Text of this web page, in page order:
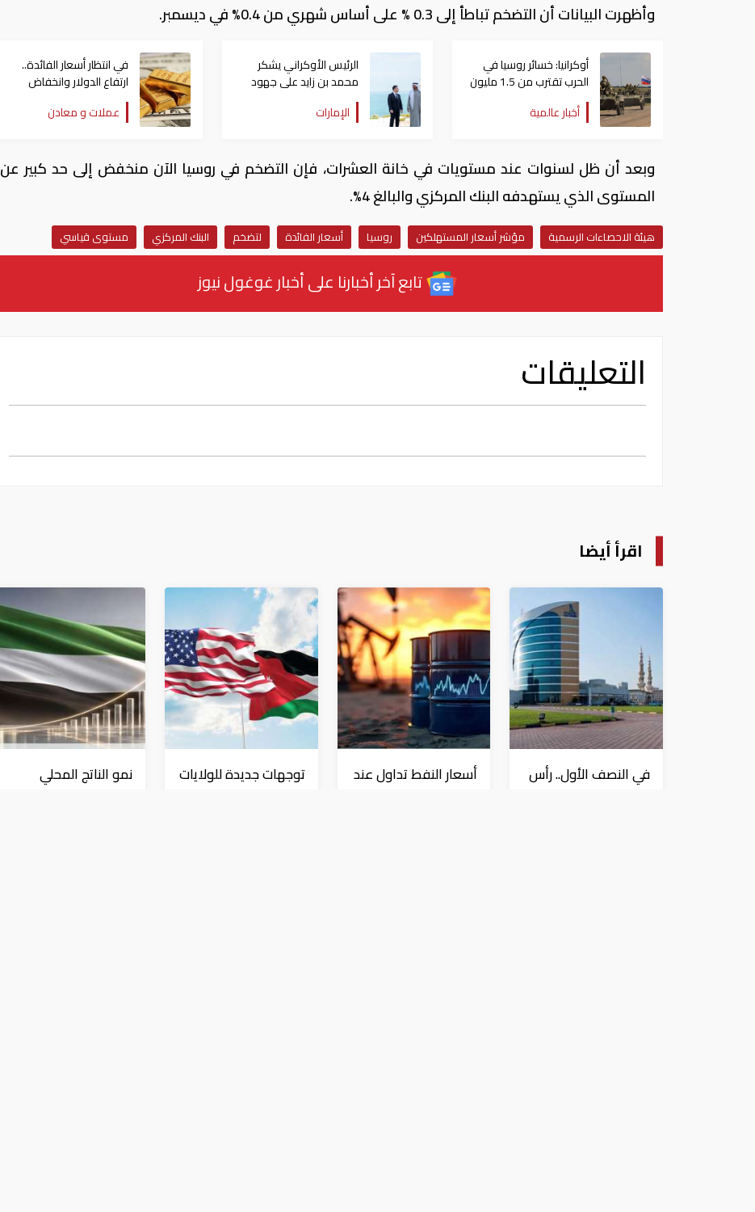
وأظهرت البيانات أن التضخم تباطأ إلى 0.3 % على أساس شهري من 0.4% في ديسمبر.
أوكرانيا: خسائر روسيا في
الحرب تقترب من 1.5 مليون
عسكري
أخبار عالمية
الرئيس الأوكراني يشكر
محمد بن زايد على جهود
الإمارات في تبادل الأسرى
مع روسيا
الإمارات
في انتظار أسعار الفائدة..
ارتفاع الدولار وانخفاض
الذهب
عملات و معادن
وبعد أن ظل لسنوات عند مستويات في خانة العشرات، فإن التضخم في روسيا الآن منخفض إلى حد كبير عن
المستوى الذي يستهدفه البنك المركزي والبالغ 4%.
هيئة الاحصاءات الرسمية مؤشر أسعار المستهلكين روسيا أسعار الفائدة لتضخم البنك المركزي مستوى قياسي
تابع آخر أخبارنا على أخبار غوغول نيوز
التعليقات
اقرأ أيضا
في النصف الأول.. رأس
أسعار النفط تداول عند
توجهات جديدة للولايات
نمو الناتج المحلي